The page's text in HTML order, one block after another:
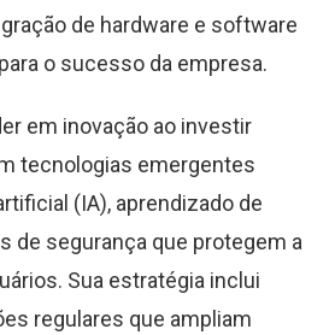
de hardware e software
o sucesso da empresa.
em inovação ao investir
tecnologias emergentes
(IA), aprendizado de
de segurança que protegem a
Sua estratégia inclui
regulares que ampliam